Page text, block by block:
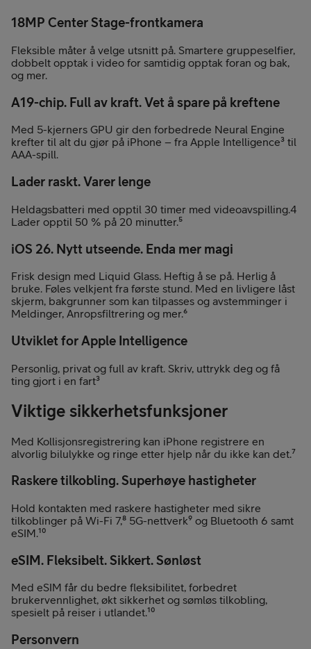
18MP Center Stage-frontkamera
Fleksible måter å velge utsnitt på. Smartere gruppeselfier,
dobbelt opptak i video for samtidig opptak foran og bak,
og mer.
A19-chip. Full av kraft. Vet å spare på kreftene
Med 5-kjerners GPU gir den forbedrede Neural Engine
krefter til alt du gjør på iPhone – fra Apple Intelligence³ til
AAA-spill.
Lader raskt. Varer lenge
Heldagsbatteri med opptil 30 timer med videoavspilling.4
Lader opptil 50 % på 20 minutter.⁵
iOS 26. Nytt utseende. Enda mer magi
Frisk design med Liquid Glass. Heftig å se på. Herlig å
bruke. Føles velkjent fra første stund. Med en livligere låst
skjerm, bakgrunner som kan tilpasses og avstemminger i
Meldinger, Anropsfiltrering og mer.⁶
Utviklet for Apple Intelligence
Personlig, privat og full av kraft. Skriv, uttrykk deg og få
ting gjort i en fart³
Viktige sikkerhetsfunksjoner
Med Kollisjonsregistrering kan iPhone registrere en
alvorlig bilulykke og ringe etter hjelp når du ikke kan det.⁷
Raskere tilkobling. Superhøye hastigheter
Hold kontakten med raskere hastigheter med sikre
tilkoblinger på Wi-Fi 7,⁸ 5G-nettverk⁹ og Bluetooth 6 samt
eSIM.¹⁰
eSIM. Fleksibelt. Sikkert. Sønløst
Med eSIM får du bedre fleksibilitet, forbedret
brukervennlighet, økt sikkerhet og sømløs tilkobling,
spesielt på reiser i utlandet.¹⁰
Personvern